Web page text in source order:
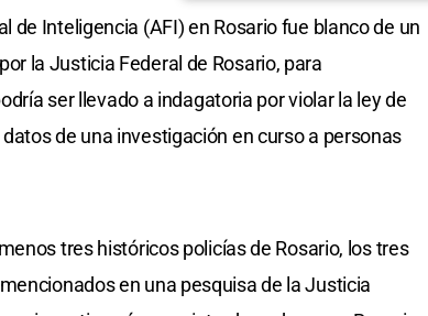
de Inteligencia (AFI) en Rosario fue blanco de un
la Justicia Federal de Rosario, para
ser llevado a indagatoria por violar la ley de
de una investigación en curso a personas
tres históricos policías de Rosario, los tres
en una pesquisa de la Justicia